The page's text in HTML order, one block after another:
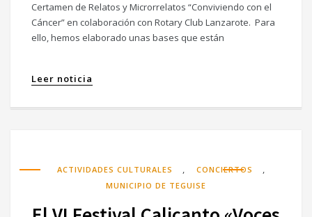
Certamen de Relatos y Microrrelatos “Conviviendo con el
Cáncer” en colaboración con Rotary Club Lanzarote. Para
ello, hemos elaborado unas bases que están
Leer noticia
ACTIVIDADES CULTURALES , CONCIERTOS ,
MUNICIPIO DE TEGUISE